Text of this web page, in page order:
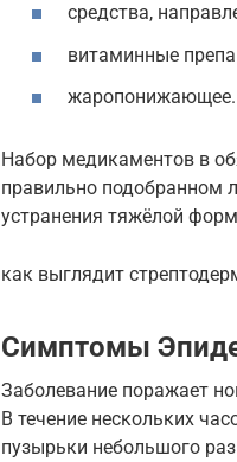
средства,
витаминные
жаропонижающее.
Набор медикаментов в
правильно подобранном
устранения тяжёлой
как выглядит
Симптомы
Заболевание поражает
В течение нескольких
пузырьки небольшого